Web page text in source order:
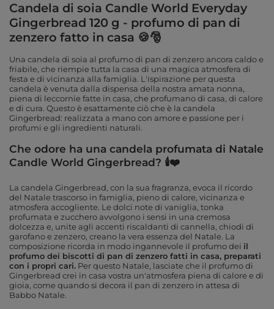
Candela di soia Candle World Everyday
Gingerbread 120 g - profumo di pan di
zenzero fatto in casa 🍪🎅
Una candela di soia al profumo di pan di zenzero ancora caldo e
friabile, che riempie tutta la casa di una magica atmosfera di
festa e di vicinanza alla famiglia. L'ispirazione per questa
candela è venuta dalla dispensa della nostra amata nonna,
piena di leccornie fatte in casa, che profumano di casa, di calore
e di cura. Questo è esattamente ciò che è la candela
Gingerbread: realizzata a mano con amore e passione per i
profumi e gli ingredienti naturali.
Che odore ha una candela profumata di Natale
Candle World Gingerbread? 🕯❤️
La candela Gingerbread, con la sua fragranza, evoca il ricordo
del Natale trascorso in famiglia, pieno di calore, vicinanza e
atmosfera accogliente. Le dolci note di vaniglia, tonka
profumata e zucchero avvolgono i sensi in una cremosa
dolcezza e, unite agli accenti riscaldanti di cannella, chiodi di
garofano e zenzero, creano la vera essenza del Natale. La
composizione ricorda in modo ingannevole il profumo dei il
profumo dei biscotti di pan di zenzero fatti in casa, preparati
con i propri cari. Per questo Natale, lasciate che il profumo di
Gingerbread crei in casa vostra un'atmosfera piena di calore e di
gioia, come quando si decora il pan di zenzero in attesa di
Babbo Natale.